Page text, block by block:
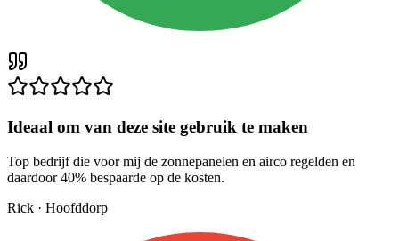
Ideaal om van deze site gebruik te maken
Top bedrijf die voor mij de zonnepanelen en airco regelden en
daardoor 40% bespaarde op de kosten.
Rick · Hoofddorp